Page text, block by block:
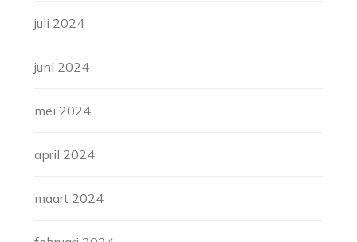
juli 2024
juni 2024
mei 2024
april 2024
maart 2024